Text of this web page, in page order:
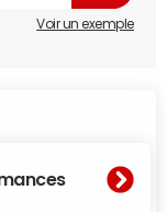
Voir un exemple